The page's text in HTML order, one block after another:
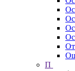
П